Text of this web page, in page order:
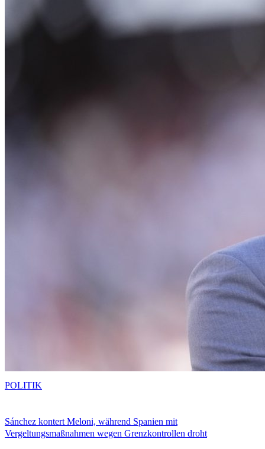
Sánchez kontert Meloni, während Spanien mit
Vergeltungsmaßnahmen wegen Grenzkontrollen droht
POLITIK